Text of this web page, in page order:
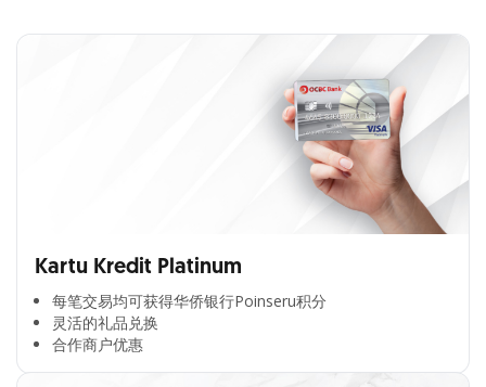
Kartu Kredit Platinum
每笔交易均可获得华侨银行Poinseru积分​
灵活的礼品兑换​
合作商户优惠​